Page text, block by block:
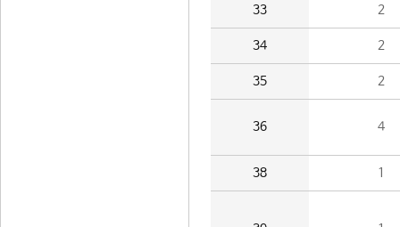
33 2
34 2
35 2
36 4
38 1